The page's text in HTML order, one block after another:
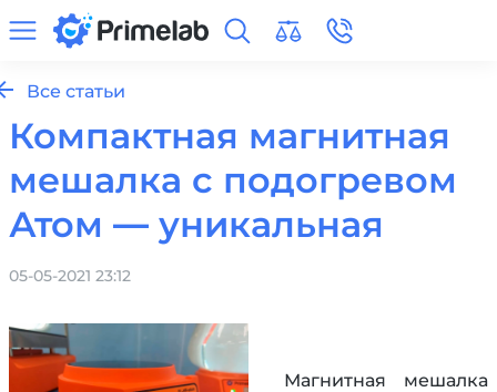
Все статьи
Компактная магнитная
мешалка с подогревом
Атом — уникальная
05-05-2021 23:12
Магнитная мешалка